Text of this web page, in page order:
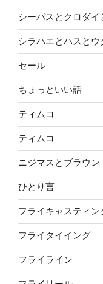
シーバスとクロダイ
シラハエとハスとウ
セール
ちょっといい話
ティムコ
ティムコ
ニジマスとブラウ
ひとり言
フライキャスティン
フライタイイング
フライライン